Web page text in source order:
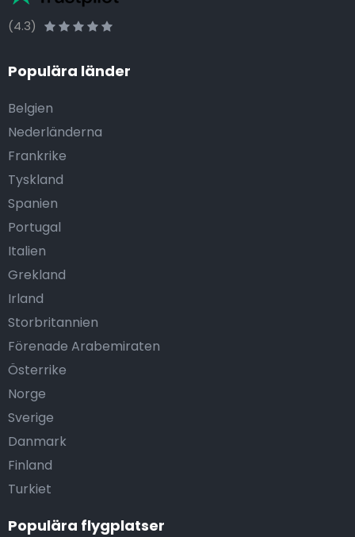
(4.3)
Populära länder
Belgien
Nederländerna
Frankrike
Tyskland
Spanien
Portugal
Italien
Grekland
Irland
Storbritannien
Förenade Arabemiraten
Österrike
Norge
Sverige
Danmark
Finland
Turkiet
Populära flygplatser